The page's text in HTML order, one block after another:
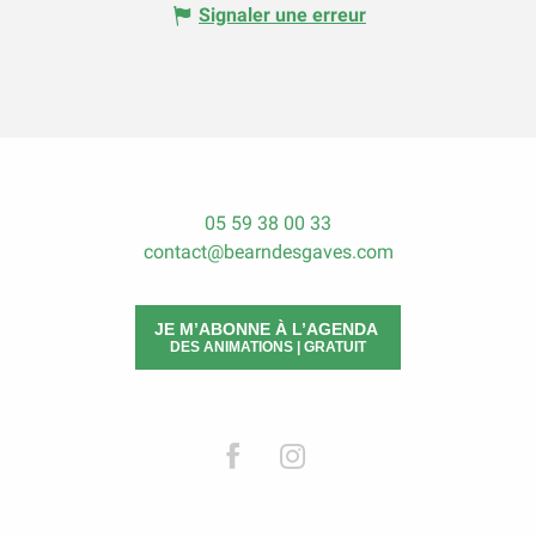
Signaler une erreur
05 59 38 00 33
contact@bearndesgaves.com
JE M’ABONNE À L’AGENDA
DES ANIMATIONS | GRATUIT